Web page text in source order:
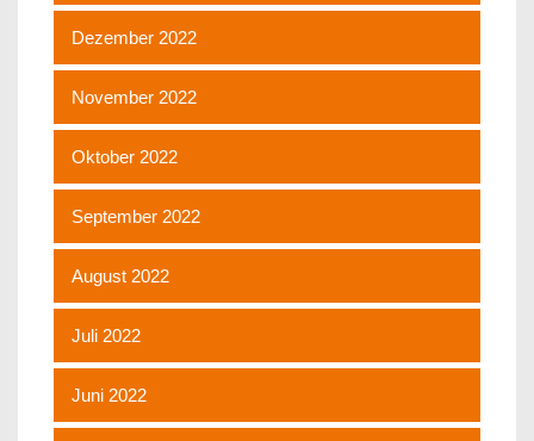
Dezember 2022
November 2022
Oktober 2022
September 2022
August 2022
Juli 2022
Juni 2022